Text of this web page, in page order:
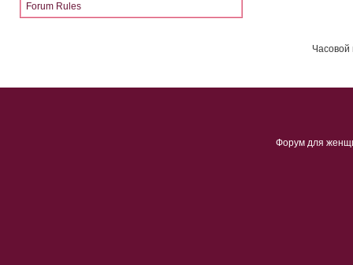
Forum Rules
Часовой
Форум для